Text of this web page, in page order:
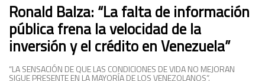
Ronald Balza: “La falta de información
pública frena la velocidad de la
inversión y el crédito en Venezuela”
“LA SENSACIÓN DE QUE LAS CONDICIONES DE VIDA NO MEJORAN
SIGUE PRESENTE EN LA MAYORÍA DE LOS VENEZOLANOS”.